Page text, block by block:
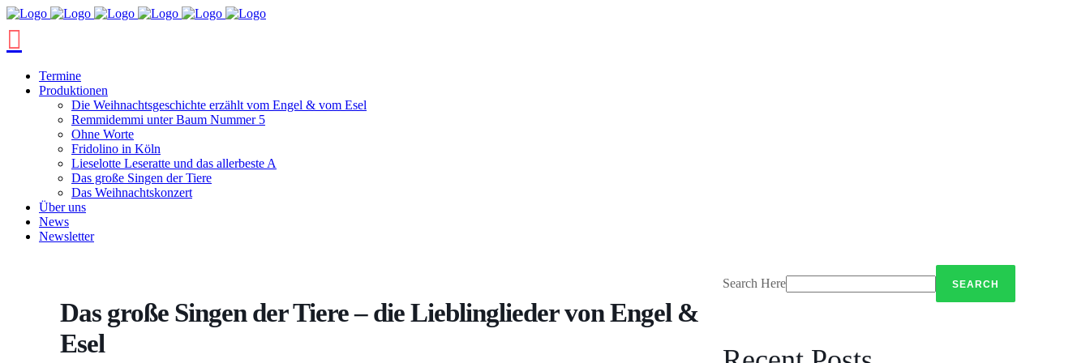
Termine
Produktionen
Die Weihnachtsgeschichte erzählt vom Engel & vom Esel
Remmidemmi unter Baum Nummer 5
Ohne Worte
Fridolino in Köln
Lieselotte Leseratte und das allerbeste A
Das große Singen der Tiere
Das Weihnachtskonzert
Über uns
News
Newsletter
Das große Singen der Tiere – die Lieblinglieder von Engel &
Esel
Search Here